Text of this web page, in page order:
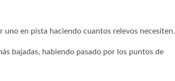
uno en pista haciendo cuantos relevos necesiten.
bajadas, habiendo pasado por los puntos de